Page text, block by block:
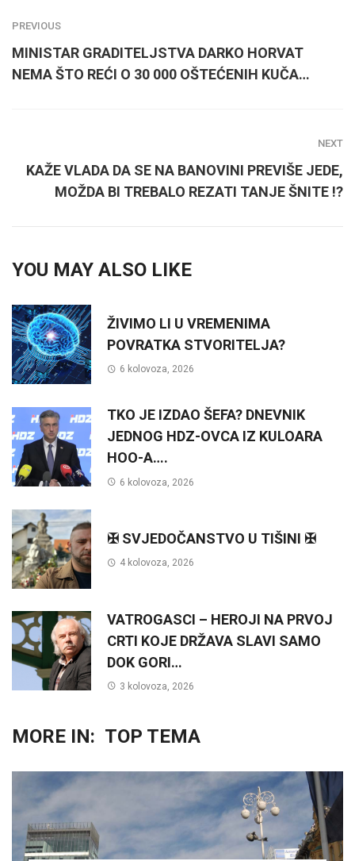
PREVIOUS
MINISTAR GRADITELJSTVA DARKO HORVAT
NEMA ŠTO REĆI O 30 000 OŠTEĆENIH KUČA…
NEXT
KAŽE VLADA DA SE NA BANOVINI PREVIŠE JEDE,
MOŽDA BI TREBALO REZATI TANJE ŠNITE !?
YOU MAY ALSO LIKE
ŽIVIMO LI U VREMENIMA
POVRATKA STVORITELJA?
6 kolovoza, 2026
TKO JE IZDAO ŠEFA? DNEVNIK
JEDNOG HDZ-OVCA IZ KULOARA
HOO-A….
6 kolovoza, 2026
✠ SVJEDOČANSTVO U TIŠINI ✠
4 kolovoza, 2026
VATROGASCI – HEROJI NA PRVOJ
CRTI KOJE DRŽAVA SLAVI SAMO
DOK GORI…
3 kolovoza, 2026
MORE IN: TOP TEMA